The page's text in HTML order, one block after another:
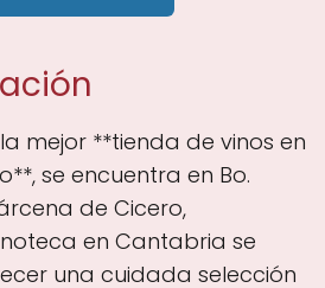
mejor **tienda de vinos en
se encuentra en Bo.
de Cicero,
en Cantabria se
una cuidada selección